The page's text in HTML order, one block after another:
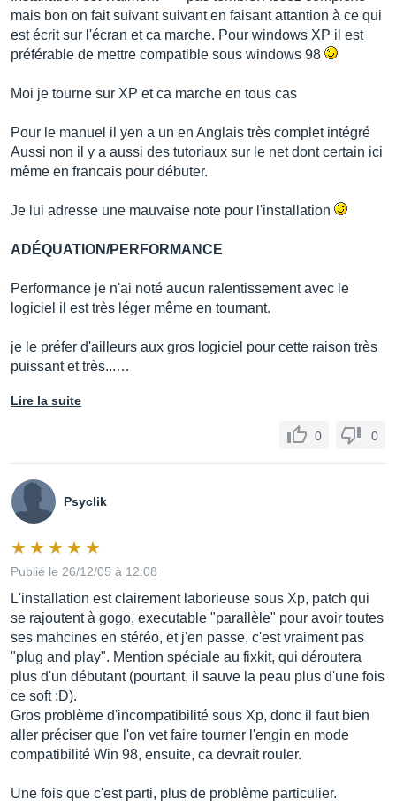
mais bon on fait suivant suivant en faisant attantion à ce qui
est écrit sur l'écran et ca marche. Pour windows XP il est
préférable de mettre compatible sous windows 98
Moi je tourne sur XP et ca marche en tous cas
Pour le manuel il yen a un en Anglais très complet intégré
Aussi non il y a aussi des tutoriaux sur le net dont certain ici
même en francais pour débuter.
Je lui adresse une mauvaise note pour l'installation
ADÉQUATION/PERFORMANCE
Performance je n'ai noté aucun ralentissement avec le
logiciel il est très léger même en tournant.
je le préfer d'ailleurs aux gros logiciel pour cette raison très
puissant et très...…
Lire la suite
0 0
Psyclik
Publié le 26/12/05 à 12:08
L'installation est clairement laborieuse sous Xp, patch qui
se rajoutent à gogo, executable "parallèle" pour avoir toutes
ses mahcines en stéréo, et j'en passe, c'est vraiment pas
"plug and play". Mention spéciale au fixkit, qui déroutera
plus d'un débutant (pourtant, il sauve la peau plus d'une fois
ce soft :D).
Gros problème d'incompatibilité sous Xp, donc il faut bien
aller préciser que l'on vet faire tourner l'engin en mode
compatibilité Win 98, ensuite, ca devrait rouler.
Une fois que c'est parti, plus de problème particulier.